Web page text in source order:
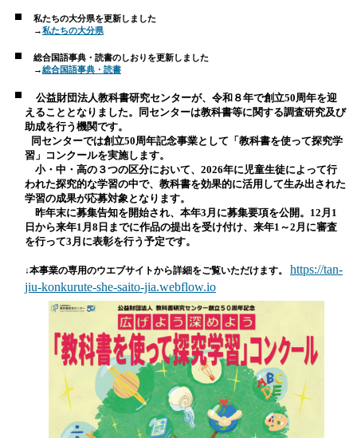
私たちの大分県を更新しました
→私たちの大分県
総合国語事典・読書のしおりを更新しました
→総合国語事典・読書
公益財団法人教科書研究センターが、令和８年で創立50周年を迎
えることとなりました。同センターは教科書等に関する調査研究及び
助成を行う機関です。
同センターでは創立50周年記念事業として「教科書を使って探究学
習」コンクールを実施します。
小・中・高の３つの区分において、 2026年に児童生徒によって行
われた探究的な学習の中で、教科書を効果的に活用して生み出された
学習の成果が応募対象となります。
昨年末に募集告知を開始され、本年3 月に募集要項を公開。 12 月 1
日から来年1 月 8 日までに作品の提出を受け付け、来年1 ～2 月に審査
を行って3 月に表彰を行う予定です。
↓本事業の専用のウエブサイトから詳細をご覧いただけます。
https://tan-
jiu-konkurute-she-saito-jia.webflow.io